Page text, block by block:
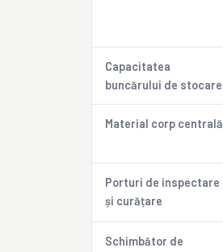
Capacitatea
buncărului de stocare
Material corp centrală
Porturi de inspectare
și curățare
Schimbător de